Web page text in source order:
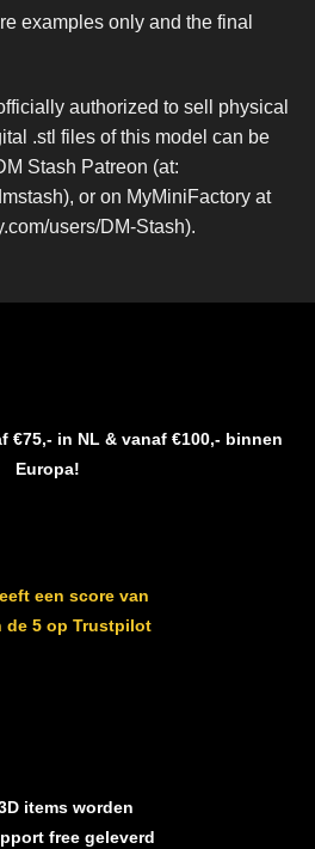
examples only and the final
authorized to sell physical
.stl files of this model can be
Stash Patreon (at:
or on MyMiniFactory at
users/DM-Stash).
€75,- in NL & vanaf €100,- binnen
Europa!
een score van
de 5 op Trustpilot
items worden
free geleverd